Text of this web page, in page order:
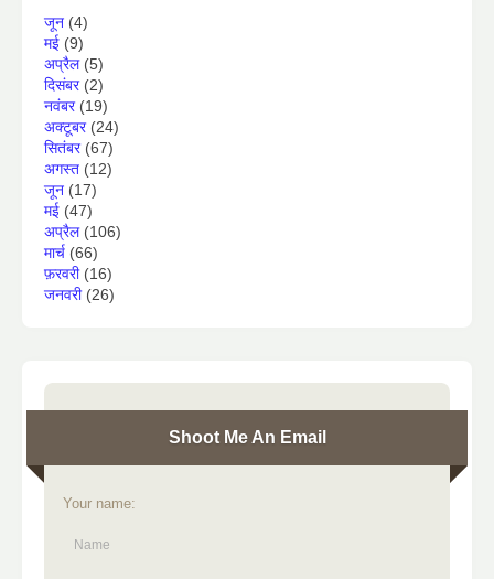
जून (4)
मई (9)
अप्रैल(5)
दिसंबर(2)
नवंबर(19)
अक्टूबर(24)
सितंबर(67)
अगस्त (12)
जून (17)
मई (47)
अप्रैल(106)
मार्च (66)
फ़रवरी(16)
जनवरी(26)
Shoot Me An Email
Your name: